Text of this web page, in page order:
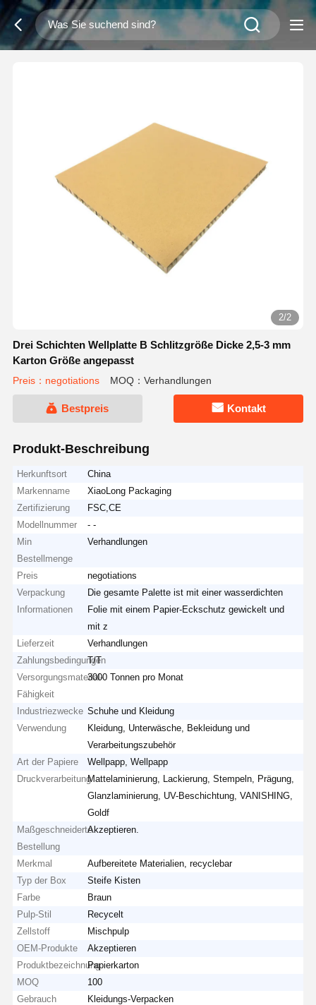
2/2
Drei Schichten Wellplatte B Schlitzgröße Dicke 2,5-3 mm
Karton Größe angepasst
Preis：negotiations MOQ：Verhandlungen
Bestpreis Kontakt
Produkt-Beschreibung
Herkunftsort
China
Markenname
XiaoLong Packaging
Zertifizierung
FSC,CE
Modellnummer
- -
Min
Bestellmenge
Verhandlungen
Preis
negotiations
Verpackung
Informationen
Die gesamte Palette ist mit einer wasserdichten
Folie mit einem Papier-Eckschutz gewickelt und
mit z
Lieferzeit
Verhandlungen
Zahlungsbedingungen
T/T
Versorgungsmaterial-
Fähigkeit
3000 Tonnen pro Monat
Industriezwecke Schuhe und Kleidung
Verwendung
Kleidung, Unterwäsche, Bekleidung und
Verarbeitungszubehör
Art der Papiere
Wellpapp, Wellpapp
DruckverarbeitungMattelaminierung, Lackierung, Stempeln, Prägung,
Glanzlaminierung, UV-Beschichtung, VANISHING,
Goldf
Maßgeschneiderte
Bestellung
Akzeptieren.
Merkmal
Aufbereitete Materialien, recyclebar
Typ der Box
Steife Kisten
Farbe
Braun
Pulp-Stil
Recycelt
Zellstoff
Mischpulp
OEM-Produkte
Akzeptieren
ProduktbezeichnungPapierkarton
MOQ
100
Gebrauch
Kleidungs-Verpacken